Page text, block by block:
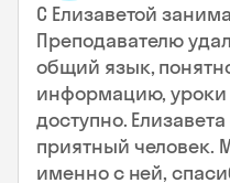
С Елизаветой
Преподавателю
общий язык,
информацию, уроки
доступно.
приятный человек.
именно с ней,